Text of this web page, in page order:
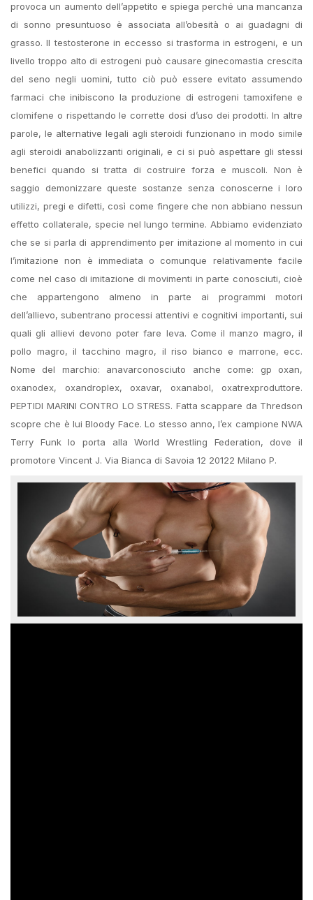
provoca un aumento dell’appetito e spiega perché una mancanza
di sonno presuntuoso è associata all’obesità o ai guadagni di
grasso. Il testosterone in eccesso si trasforma in estrogeni, e un
livello troppo alto di estrogeni può causare ginecomastia crescita
del seno negli uomini, tutto ciò può essere evitato assumendo
farmaci che inibiscono la produzione di estrogeni tamoxifene e
clomifene o rispettando le corrette dosi d’uso dei prodotti. In altre
parole, le alternative legali agli steroidi funzionano in modo simile
agli steroidi anabolizzanti originali, e ci si può aspettare gli stessi
benefici quando si tratta di costruire forza e muscoli. Non è
saggio demonizzare queste sostanze senza conoscerne i loro
utilizzi, pregi e difetti, così come fingere che non abbiano nessun
effetto collaterale, specie nel lungo termine. Abbiamo evidenziato
che se si parla di apprendimento per imitazione al momento in cui
l’imitazione non è immediata o comunque relativamente facile
come nel caso di imitazione di movimenti in parte conosciuti, cioè
che appartengono almeno in parte ai programmi motori
dell’allievo, subentrano processi attentivi e cognitivi importanti, sui
quali gli allievi devono poter fare leva. Come il manzo magro, il
pollo magro, il tacchino magro, il riso bianco e marrone, ecc.
Nome del marchio: anavarconosciuto anche come: gp oxan,
oxanodex, oxandroplex, oxavar, oxanabol, oxatrexproduttore.
PEPTIDI MARINI CONTRO LO STRESS. Fatta scappare da Thredson
scopre che è lui Bloody Face. Lo stesso anno, l’ex campione NWA
Terry Funk lo porta alla World Wrestling Federation, dove il
promotore Vincent J. Via Bianca di Savoia 12 20122 Milano P.